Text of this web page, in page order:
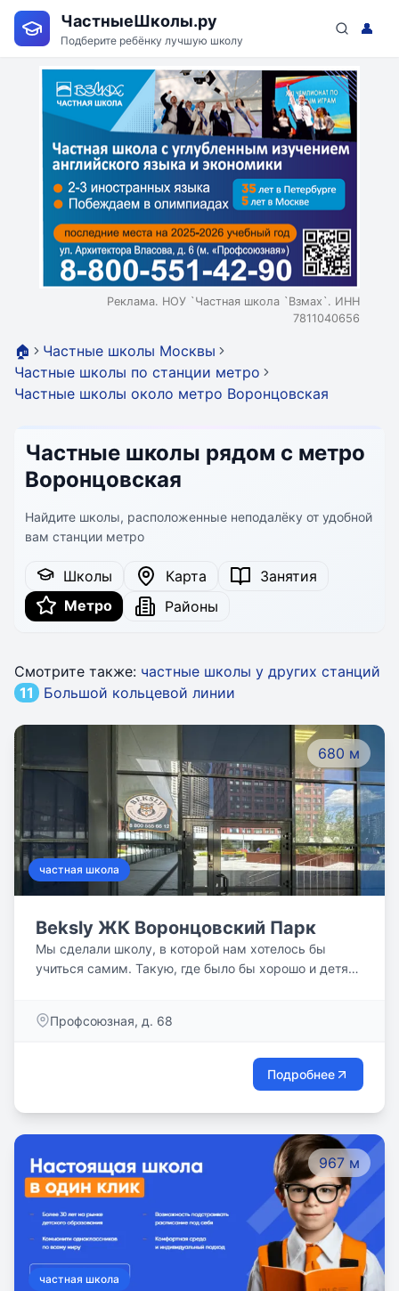
ЧастныеШколы.ру
Подберите ребёнку лучшую школу
👤
Реклама. НОУ `Частная школа `Взмах`. ИНН
7811040656
🏠
Частные школы Москвы
Частные школы по станции метро
Частные школы около метро Воронцовская
Частные школы рядом с метро
Воронцовская
Найдите школы, расположенные неподалёку от удобной
вам станции метро
Школы Карта
Занятия
Метро
Районы
Смотрите также: частные школы у других станций
11
Большой кольцевой линии
680 м
частная школа
Beksly ЖК Воронцовский Парк
Мы сделали школу, в которой нам хотелось бы
учиться самим. Такую, где было бы хорошо и детям,
не оценки, а цели, которых достигает ученик.
Профсоюзная, д. 68
Подробнее
967 м
частная школа